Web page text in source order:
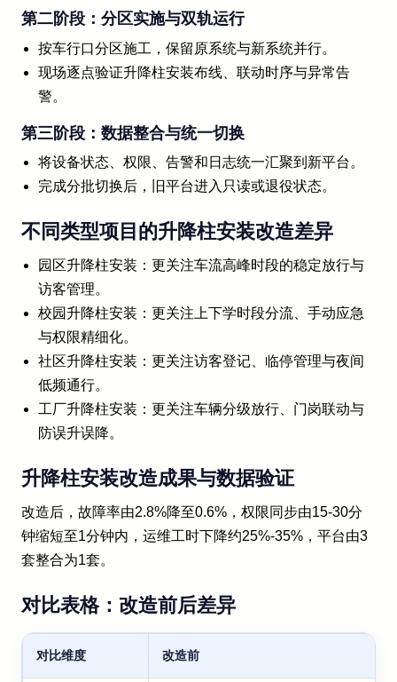
第二阶段：分区实施与双轨运行
按车行口分区施工，保留原系统与新系统并行。
现场逐点验证升降柱安装布线、联动时序与异常告
警。
第三阶段：数据整合与统一切换
将设备状态、权限、告警和日志统一汇聚到新平台。
完成分批切换后，旧平台进入只读或退役状态。
不同类型项目的升降柱安装改造差异
园区升降柱安装：更关注车流高峰时段的稳定放行与
访客管理。
校园升降柱安装：更关注上下学时段分流、手动应急
与权限精细化。
社区升降柱安装：更关注访客登记、临停管理与夜间
低频通行。
工厂升降柱安装：更关注车辆分级放行、门岗联动与
防误升误降。
升降柱安装改造成果与数据验证
改造后，故障率由2.8%降至0.6%，权限同步由15-30分
钟缩短至1分钟内，运维工时下降约25%-35%，平台由3
套整合为1套。
对比表格：改造前后差异
对比维度 改造前